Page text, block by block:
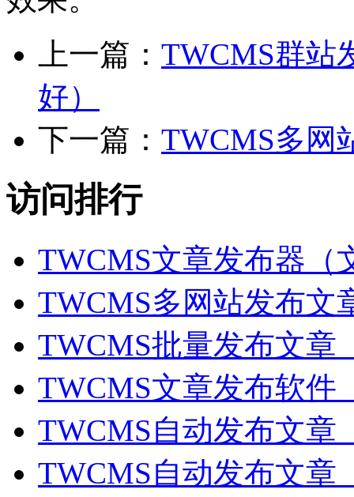
上一篇： TWCMS群站
好）
下一篇： TWCMS多网
访问排行
TWCMS文章发布器（
TWCMS多网站发布文
TWCMS批量发布文章
TWCMS文章发布软件
TWCMS自动发布文章
TWCMS自动发布文章